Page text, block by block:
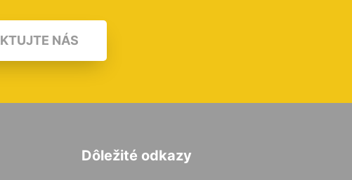
NÁS
Dôležité odkazy